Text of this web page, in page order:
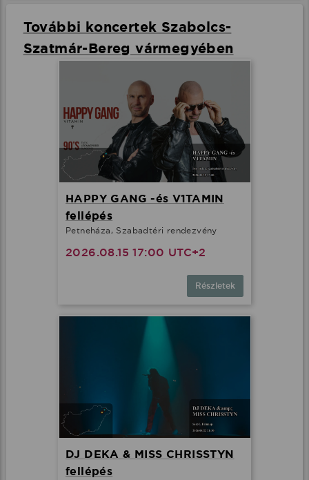
További koncertek Szabolcs-
Szatmár-Bereg vármegyében
HAPPY GANG -és V1TAMIN
fellépés
Petneháza, Szabadtéri rendezvény
2026.08.15 17:00 UTC+2
Részletek
DJ DEKA & MISS CHRISSTYN
fellépés